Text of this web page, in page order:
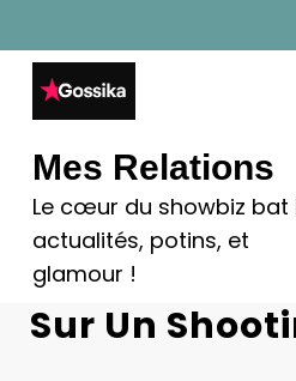
au
contenu
Mes Relations
Le cœur du showbiz bat
actualités, potins, et
glamour !
Anne
Débuts :
Sur Un